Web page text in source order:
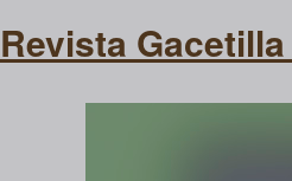
Revista Gacetilla